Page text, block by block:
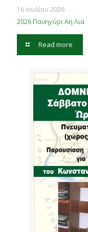
16 Ιουλίου 2026
2026 Πανηγύρι Αη Λια
Read more